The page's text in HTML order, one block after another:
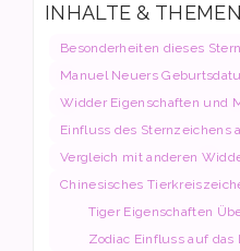
INHALTE & THEMEN
Besonderheiten dieses
Manuel Neuers
Widder Eigenschaften und
Einfluss des Sternzeichens
Vergleich mit anderen
Chinesisches
Tiger Eigenschaften
Zodiac Einfluss auf das